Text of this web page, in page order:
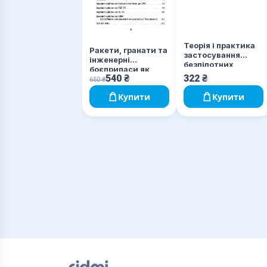
Ракети, гранати та
інженерні
боєприпаси як
бойова частина
БпЛА
650₴540 ₴
Купити
Теорія і практика
застосування
безпілотних
літальних апаратів
(дронів).
322 ₴
Купити